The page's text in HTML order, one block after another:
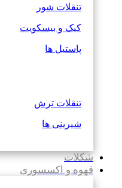
تنقلات شور
کیک و بیسکویت
پاستیل ها
تنقلات ترش
شیرینی ها
شکلات
قهوه و اکسسوری